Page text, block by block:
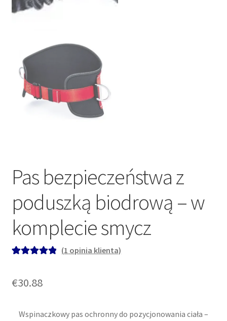
Pas bezpieczeństwa z
poduszką biodrową – w
komplecie smycz
podstawie
(1 opinia klienta)
€30.88
Wspinaczkowy pas ochronny do pozycjonowania ciała –